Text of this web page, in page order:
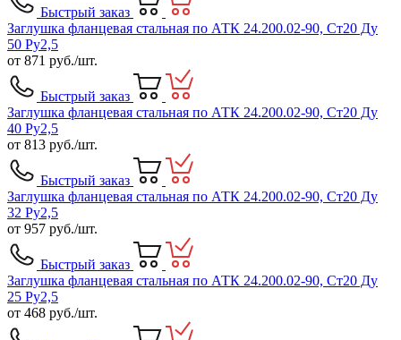
Быстрый заказ
Заглушка фланцевая стальная по АТК 24.200.02-90, Ст20 Ду
50 Ру2,5
от 871 руб./шт.
Быстрый заказ
Заглушка фланцевая стальная по АТК 24.200.02-90, Ст20 Ду
40 Ру2,5
от 813 руб./шт.
Быстрый заказ
Заглушка фланцевая стальная по АТК 24.200.02-90, Ст20 Ду
32 Ру2,5
от 957 руб./шт.
Быстрый заказ
Заглушка фланцевая стальная по АТК 24.200.02-90, Ст20 Ду
25 Ру2,5
от 468 руб./шт.